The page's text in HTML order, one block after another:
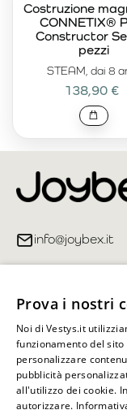
STEAM, dai 8
Costruzione
CONNETIX®
Constructor
pezzi
138,90 €
info@joybex.it
Account
Informazioni
Prova i nostri
Noi di Vestys.it
funzionamento del sito
personalizzare
pubblicità
all'utilizzo dei cookie.
autorizzare.